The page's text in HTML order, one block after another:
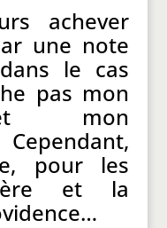
achever
une note
le cas
pas mon
mon
pour les
et la